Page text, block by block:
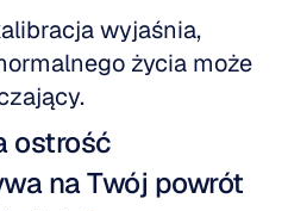
wyjaśnia,
życia może
ostrość
na Twój powrót